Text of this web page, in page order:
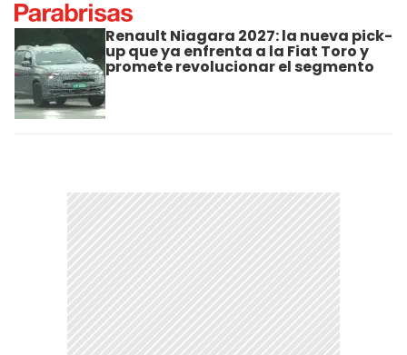
Renault Niagara 2027: la nueva pick-
up que ya enfrenta a la Fiat Toro y
promete revolucionar el segmento